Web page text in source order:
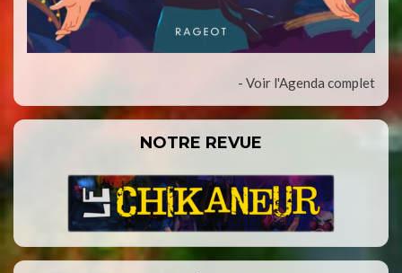
- Voir l'Agenda complet
NOTRE REVUE